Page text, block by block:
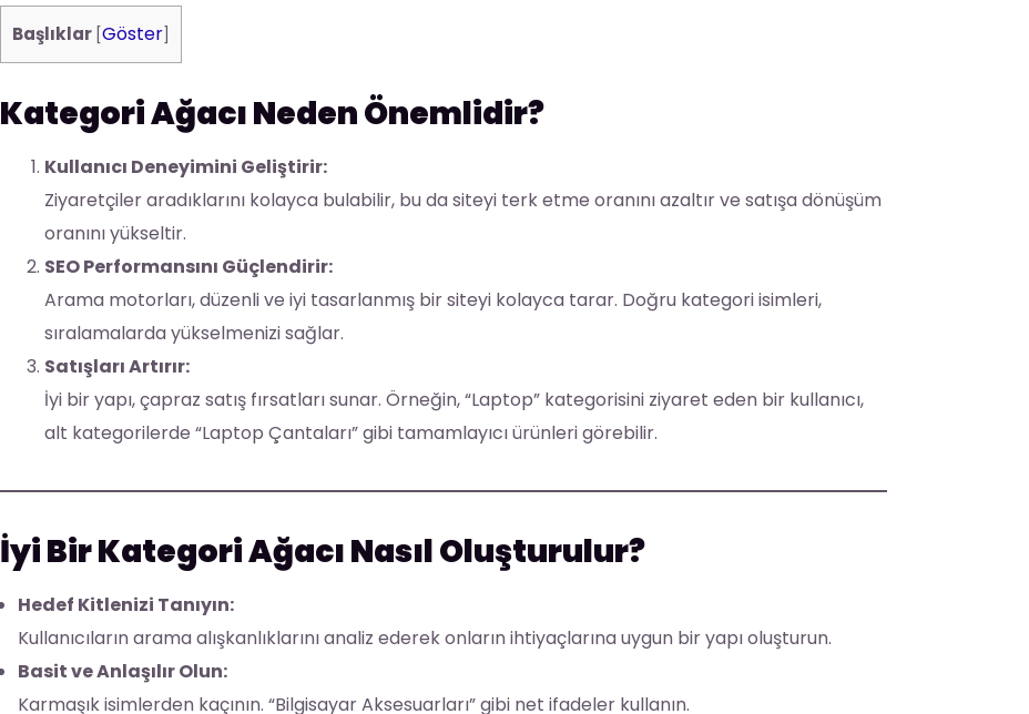
Başlıklar [Göster]
Kategori Ağacı Neden Önemlidir?
Kullanıcı Deneyimini Geliştirir:
Ziyaretçiler aradıklarını kolayca bulabilir, bu da siteyi terk etme oranını azaltır ve satışa dönüşüm
oranını yükseltir.
SEO Performansını Güçlendirir:
Arama motorları, düzenli ve iyi tasarlanmış bir siteyi kolayca tarar. Doğru kategori isimleri,
sıralamalarda yükselmenizi sağlar.
Satışları Artırır:
İyi bir yapı, çapraz satış fırsatları sunar. Örneğin, “Laptop” kategorisini ziyaret eden bir kullanıcı,
alt kategorilerde “Laptop Çantaları” gibi tamamlayıcı ürünleri görebilir.
İyi Bir Kategori Ağacı Nasıl Oluşturulur?
Hedef Kitlenizi Tanıyın:
Kullanıcıların arama alışkanlıklarını analiz ederek onların ihtiyaçlarına uygun bir yapı oluşturun.
Basit ve Anlaşılır Olun:
Karmaşık isimlerden kaçının. “Bilgisayar Aksesuarları” gibi net ifadeler kullanın.